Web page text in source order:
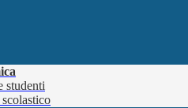
studenti